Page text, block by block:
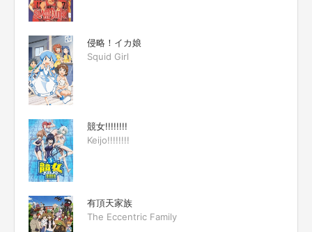
侵略！イカ娘
Squid Girl
競女!!!!!!!!
Keijo!!!!!!!!
有頂天家族
The Eccentric Family